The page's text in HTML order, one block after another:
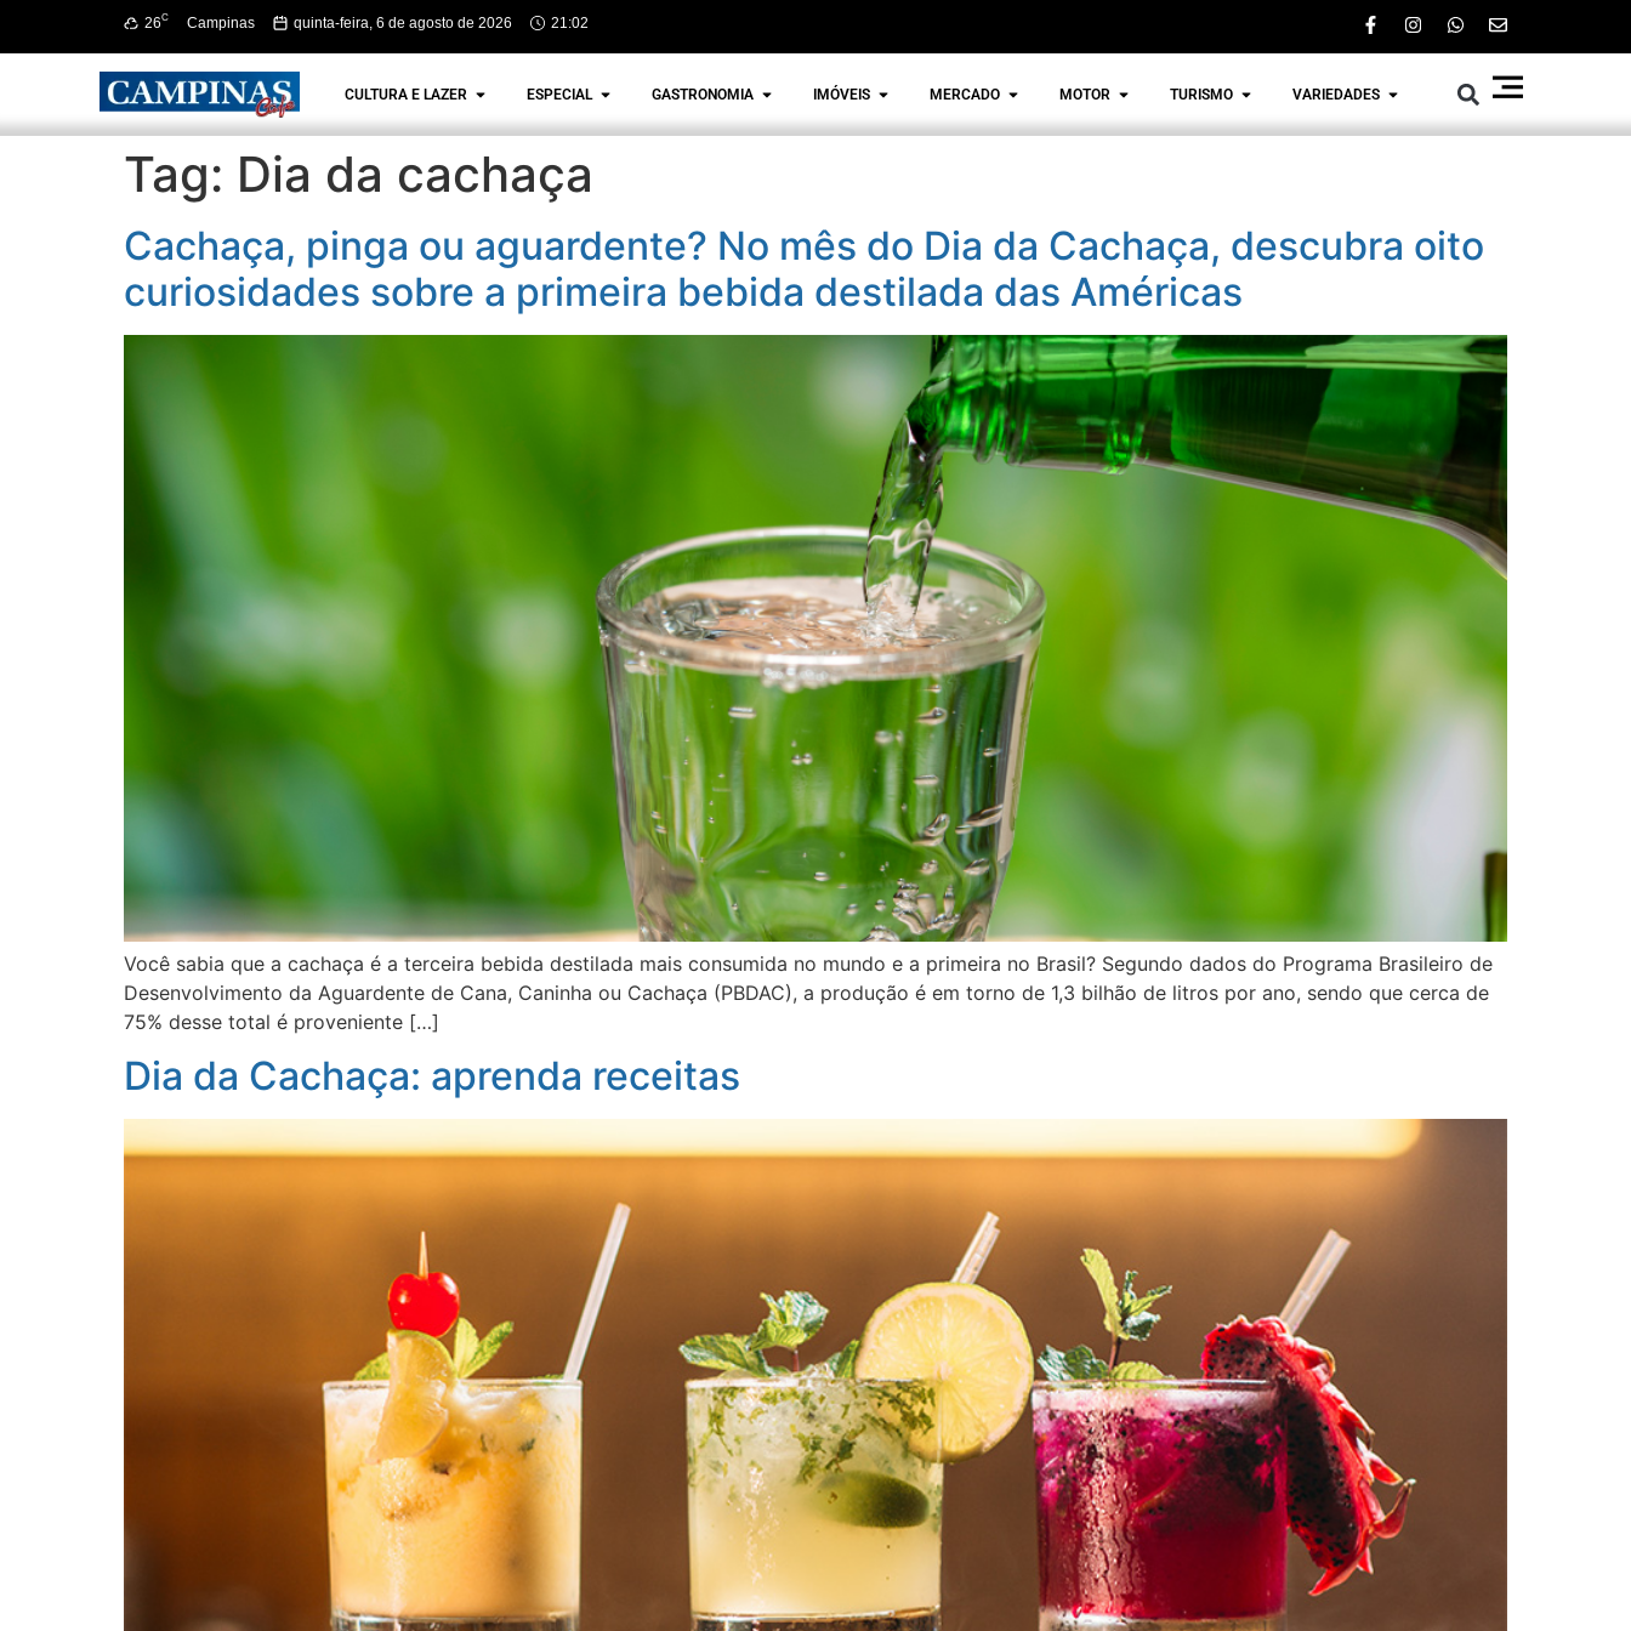
26C Campinas quinta-feira, 6 de agosto de 2026 21:02
CULTURA E LAZER ESPECIAL GASTRONOMIA IMÓVEIS MERCADO MOTOR TURISMO VARIEDADES
Tag: Dia da cachaça
Cachaça, pinga ou aguardente? No mês do Dia da Cachaça, descubra oito
curiosidades sobre a primeira bebida destilada das Américas
Você sabia que a cachaça é a terceira bebida destilada mais consumida no mundo e a primeira no Brasil? Segundo dados do Programa Brasileiro de
Desenvolvimento da Aguardente de Cana, Caninha ou Cachaça (PBDAC), a produção é em torno de 1,3 bilhão de litros por ano, sendo que cerca de
75% desse total é proveniente […]
Dia da Cachaça: aprenda receitas